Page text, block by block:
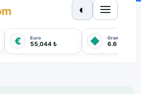
€ Euro
55,044 ₺ ◆ Gram Altın
6.616,660
◐